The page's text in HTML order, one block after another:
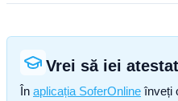
Vrei să iei
În aplicația SoferOnline înveți